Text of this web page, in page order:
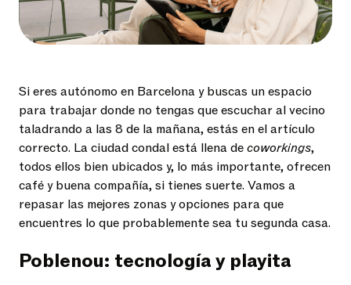
Si eres autónomo en Barcelona y buscas un espacio
para trabajar donde no tengas que escuchar al vecino
taladrando a las 8 de la mañana, estás en el artículo
correcto. La ciudad condal está llena decoworkings,
todos ellos bien ubicados y, lo más importante, ofrecen
café y buena compañía, si tienes suerte. Vamos a
repasar las mejores zonas y opciones para que
encuentres lo que probablemente sea tu segunda casa.
Poblenou: tecnología y playita